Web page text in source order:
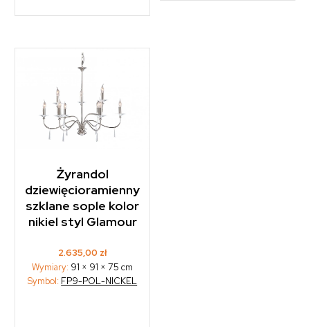
Żyrandol
dziewięcioramienny
szklane sople kolor
nikiel styl Glamour
2.635,00 zł
Wymiary: 91 × 91 × 75 cm
Symbol: FP9-POL-NICKEL